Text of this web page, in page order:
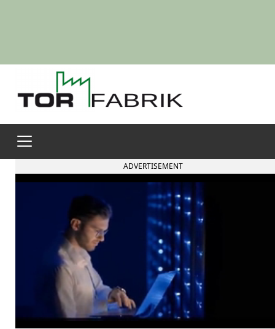
ADVERTISEMENT